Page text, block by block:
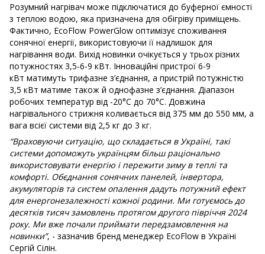
Розумний нагрівач може підключатися до буферної ємності
з теплою водою, яка призначена для обігріву приміщень.
Фактично, EcoFlow PowerGlow оптимізує споживання
сонячної енергії, використовуючи її надлишок для
нагрівання води. Вихід новинки очікується у трьох різних
потужностях 3,5-6-9 кВт. Інноваційні пристрої 6-9
кВт матимуть трифазне з’єднання, а пристрій потужністю
3,5 кВт матиме також й однофазне з’єднання. Діапазон
робочих температур від -20°C до 70°C. Довжина
нагрівального стрижня коливається від 375 мм до 550 мм, а
вага всієї системи від 2,5 кг до 3 кг.
“Враховуючи ситуацію, що складається в Україні, такі
системи допоможуть українцям більш раціонально
використовувати енергію і пережити зиму в теплі та
комфорті. Обєднання сонячних панелей, інвертора,
акумуляторів та систем опалення дадуть потужний ефект
для енергонезалежності кожної родини. Ми готуємось до
десятків тисяч замовлень протягом другого півріччя 2024
року. Ми вже почали приймати передзамовлення на
новинки”, - зазначив бренд менеджер EcoFlow в Україні
Сергій Сілін.